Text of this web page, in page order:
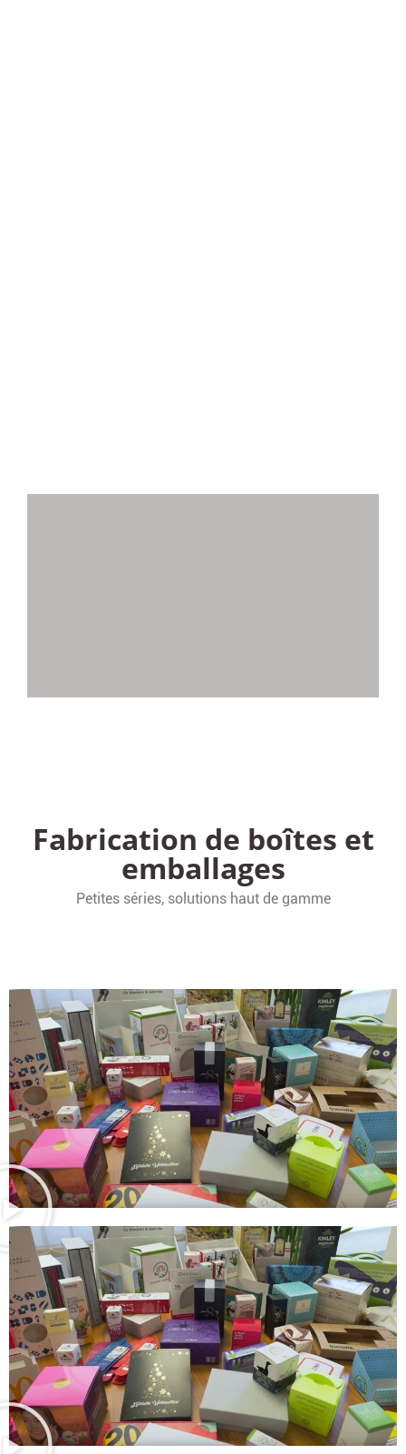
Fabrication de boîtes et
emballages
Petites séries, solutions haut de gamme